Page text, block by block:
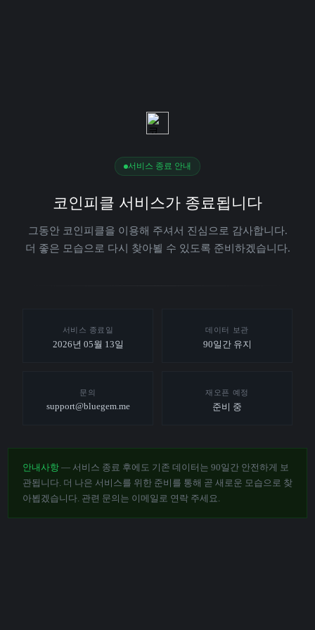
서비스 종료 안내
코인피클 서비스가 종료됩니다
그동안 코인피클을 이용해 주셔서 진심으로 감사합니다.
더 좋은 모습으로 다시 찾아뵐 수 있도록 준비하겠습니다.
서비스 종료일
2026년 05월 13일
데이터 보관
90일간 유지
문의
support@bluegem.me
재오픈 예정
준비 중
안내사항 — 서비스 종료 후에도 기존 데이터는 90일간 안전하게 보
관됩니다. 더 나은 서비스를 위한 준비를 통해 곧 새로운 모습으로 찾
아뵙겠습니다. 관련 문의는 이메일로 연락 주세요.